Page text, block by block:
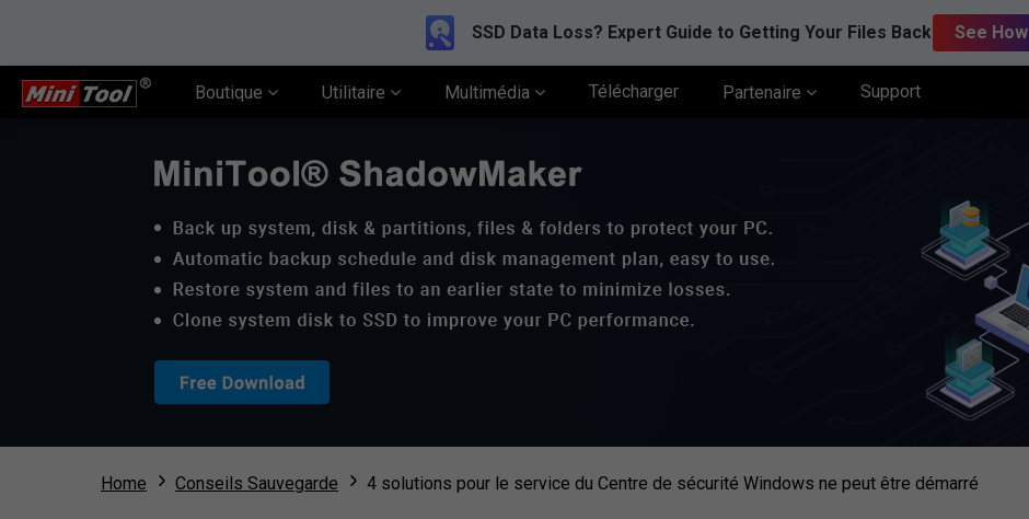
SSD Data Loss? Expert Guide to Getting Your Files Back See How
Boutique Utilitaire Multimédia Télécharger Partenaire Support
Home Conseils Sauvegarde 4 solutions pour le service du Centre de sécurité Windows ne peut être démarré